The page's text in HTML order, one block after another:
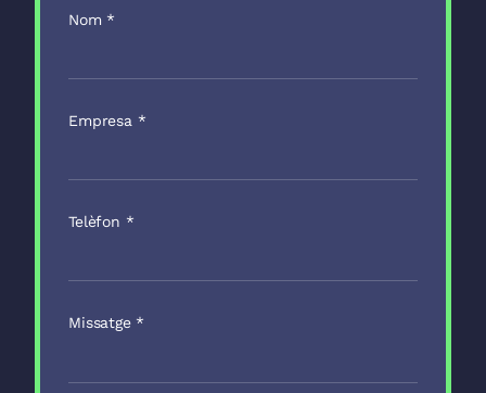
Nom *
Empresa *
Telèfon *
Missatge *